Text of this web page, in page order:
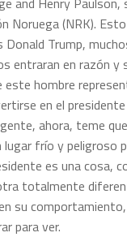
Noruega (NRK).
Trump,
entraran en razón y
este hombre
en el
ahora, teme
lugar frío y peligroso
es una cosa,
totalmente
su
para ver.